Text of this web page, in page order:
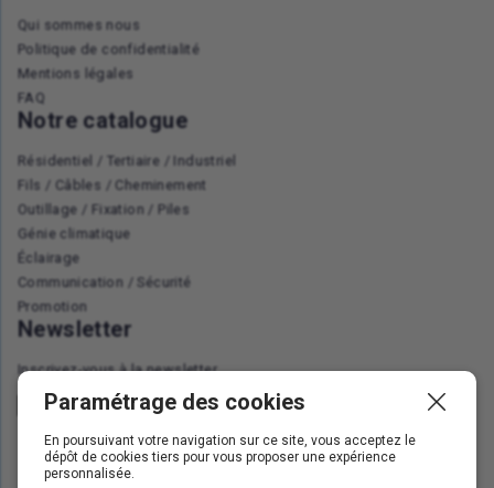
Qui sommes nous
Politique de confidentialité
Mentions légales
FAQ
Notre catalogue
Résidentiel / Tertiaire / Industriel
Fils / Câbles / Cheminement
Outillage / Fixation / Piles
Génie climatique
Éclairage
Communication / Sécurité
Promotion
Newsletter
Inscrivez-vous à la newsletter
Paramétrage des cookies
En poursuivant votre navigation sur ce site, vous acceptez le
dépôt de cookies tiers pour vous proposer une expérience
personnalisée.